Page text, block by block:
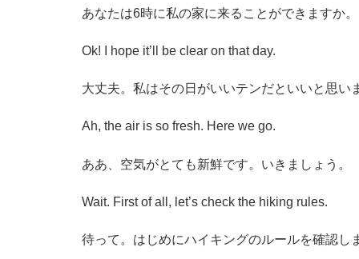
あなたは6時に私の家に来ることができますか。
Ok! I hope it’ll be clear on that day.
大丈夫。私はその日がいいテンだといいと思い
Ah, the air is so fresh. Here we go.
ああ、空気がとても新鮮です。いきましょう。
Wait. First of all, let’s check the hiking rules.
待って。はじめにハイキングのルールを確認し